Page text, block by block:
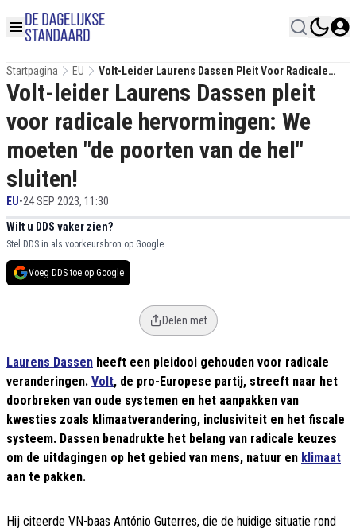
Startpagina EU
Volt-Leider Laurens Dassen Pleit Voor Radicale
Hervormingen: We Moeten "de Poorten Van De Hel"
Sluiten!
Volt-leider Laurens Dassen pleit
voor radicale hervormingen: We
moeten "de poorten van de hel"
sluiten!
EU•24 SEP 2023, 11:30
Wilt u DDS vaker zien?
Stel DDS in als voorkeursbron op Google.
Voeg DDS toe op Google
Delen met
Laurens Dassen heeft een pleidooi gehouden voor radicale
veranderingen. Volt, de pro-Europese partij, streeft naar het
doorbreken van oude systemen en het aanpakken van
kwesties zoals klimaatverandering, inclusiviteit en het fiscale
systeem. Dassen benadrukte het belang van radicale keuzes
om de uitdagingen op het gebied van mens, natuur en klimaat
aan te pakken.
Hij citeerde VN-baas António Guterres, die de huidige situatie rond